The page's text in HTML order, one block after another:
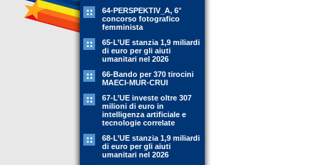
64-PERSPEKTIV_A, 6°
concorso fotografico
femminista
65-L’UE stanzia 1,9 miliardi
di euro per gli aiuti
umanitari nel 2026
66-Bando per 370 tirocini
MAECI-MUR-CRUI
67-L’UE investe oltre 307
milioni di euro in
intelligenza artificiale e
tecnologie correlate
68-L’UE stanzia 1,9 miliardi
di euro per gli aiuti
umanitari nel 2026